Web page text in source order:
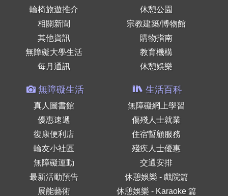
輪椅旅遊推介
相關新聞
其他資訊
無障礙大學生活
每月通訊
休憩公園
宗教建築/博物館
購物指南
教育機構
休憩娛樂
無障礙生活
真人圖書館
優惠速遞
復康便利店
輪友小社區
無障礙運動
最新活動預告
展能藝術
生活百科
無障礙網上學習
傷殘人士就業
住宿暫顧服務
殘疾人士優惠
交通安排
休憩娛樂 - 戲院篇
休憩娛樂 - Karaoke 篇